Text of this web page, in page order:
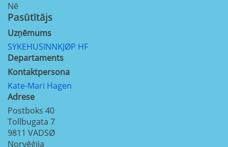
Nē
Pasūtītājs
Uzņēmums
SYKEHUSINNKJØP HF
Departaments
Kontaktpersona
Kate-Mari Hagen
Adrese
Postboks 40
Tollbugata 7
9811 VADSØ
Norvēģija